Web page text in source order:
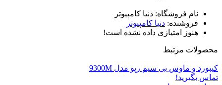
نام فروشگاه: دنیا کامپیوتر
فروشنده: دنیا کامپیوتر
هنوز امتیازی داده نشده است!
محصولات مرتبط
کیبورد و ماوس بی سیم رپو مدل 9300M
تماس بگیرید!